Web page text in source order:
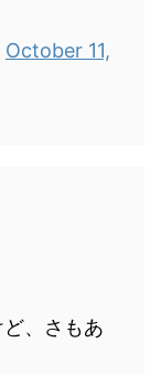
October 11,
、さもあ